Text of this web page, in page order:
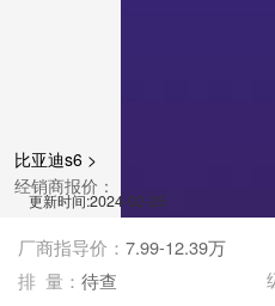
比亚迪s6 >
经销商报价：
更新时间:2024-02-25
厂商指导价： 7.99-12.39万
排 量： 待查